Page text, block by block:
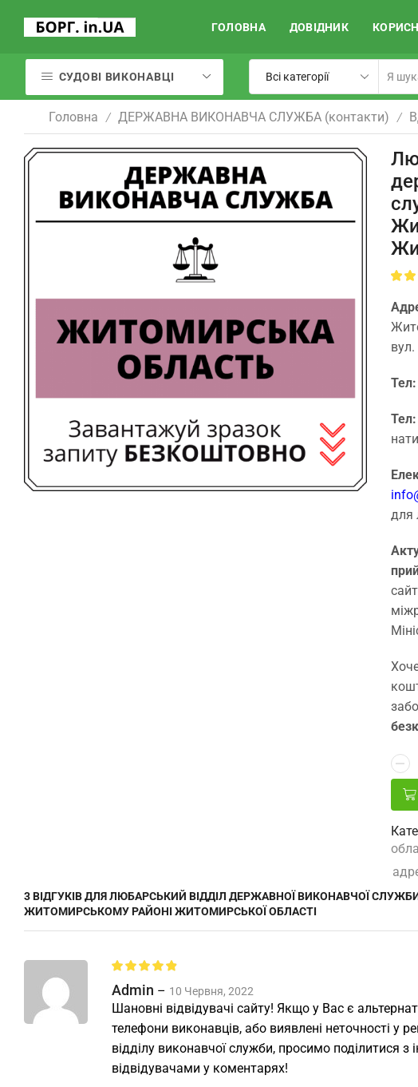
ГОЛОВНА ДОВІДНИК
СУДОВІ ВИКОНАВЦІ
Головна / ДЕРЖАВНА ВИКОНАВЧА СЛУЖБА (контакти) /
Тел:
Тел:
для
3 ВІДГУКІВ ДЛЯЛЮБАРСЬКИЙ ВІДДІЛ ДЕРЖАВНОЇ ВИКОНАВЧОЇ
ЖИТОМИРСЬКОМУ РАЙОНІ ЖИТОМИРСЬКОЇ ОБЛАСТІ
Admin – 10 Червня, 2022
Шановні відвідувачі сайту! Якщо у Вас є
телефони виконавців, або виявлені неточності у
відділу виконавчої служби, просимо поділитися з
відвідувачами у коментарях!